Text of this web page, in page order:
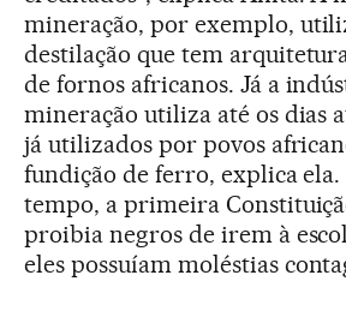
mineração, por exemplo,
destilação que tem
de fornos africanos. Já a
mineração utiliza até os dias
já utilizados por povos
fundição de ferro, explica ela.
tempo, a primeira
proibia negros de irem à
eles possuíam moléstias